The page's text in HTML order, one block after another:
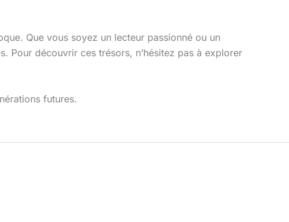
Que vous soyez un lecteur passionné ou un
Pour découvrir ces trésors, n’hésitez pas à explorer
futures.